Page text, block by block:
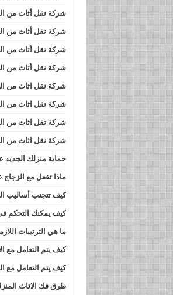
شركة نقل أثاث من
شركة نقل أثاث من
شركة نقل أثاث من
شركة نقل أثاث من
شركة نقل اثاث من
شركة نقل اثاث من
شركة نقل اثاث من
شركة نقل اثاث من
حماية منزلك الجديد
ماذا تفعل مع الزجاج
كيف تتجنب أساليب
كيف يمكنك التحكم
ما هي الترتيبات
كيف يتم التعامل مع
كيف يتم التعامل مع
طرق فك الاثاث